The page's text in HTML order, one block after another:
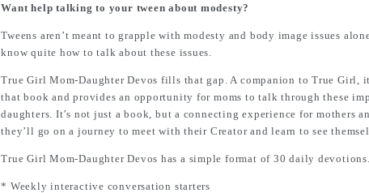
Want help talking to your tween about modesty?
Tweens aren’t meant to grapple with modesty and body image issues
know quite how to talk about these issues.
True Girl Mom-Daughter Devos fills that gap. A companion to True Girl,
that book and provides an opportunity for moms to talk through these
daughters. It’s not just a book, but a connecting experience for mothers
they’ll go on a journey to meet with their Creator and learn to see
True Girl Mom-Daughter Devos has a simple format of 30 daily
* Weekly interactive conversation starters